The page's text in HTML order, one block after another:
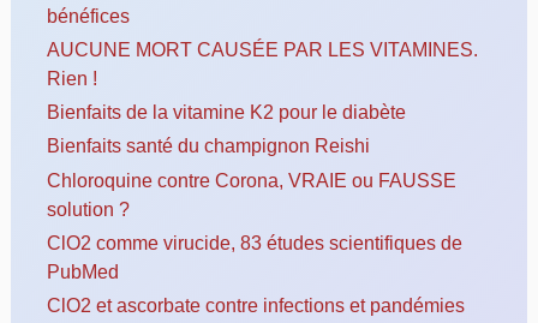
bénéfices
AUCUNE MORT CAUSÉE PAR LES VITAMINES.
Rien !
Bienfaits de la vitamine K2 pour le diabète
Bienfaits santé du champignon Reishi
Chloroquine contre Corona, VRAIE ou FAUSSE
solution ?
ClO2 comme virucide, 83 études scientifiques de
PubMed
ClO2 et ascorbate contre infections et pandémies